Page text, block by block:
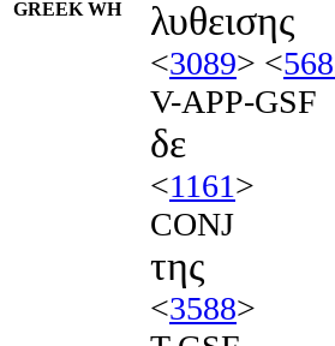
GREEK WH λυθεισης
<3089> <
V-APP-GSF
δε
<1161>
CONJ
της
<3588>